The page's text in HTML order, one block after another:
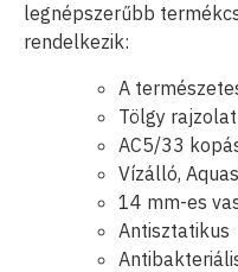
legnépszerűbb
rendelkezik:
A
Tölgy rajzolat
AC5/33
Vízálló,
14 mm-es
Antisztatikus